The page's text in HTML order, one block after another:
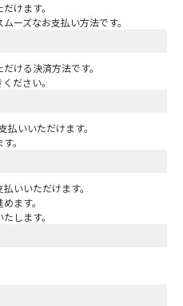
けます。
ーズなお支払い方法です。
ける決済方法です。
ださい。
いいただけます。
。
いいただけます。
ます。
します。